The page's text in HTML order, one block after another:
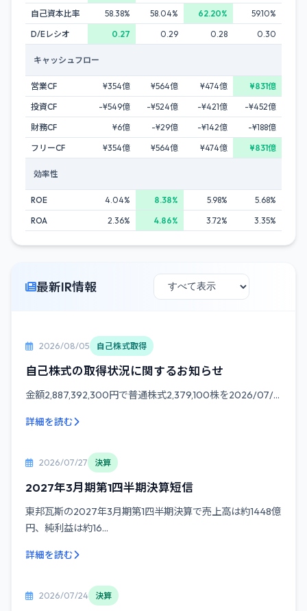
自己資本比率
58.38% 58.04% 62.20%
59.10%
D/Eレシオ
0.27 0.29 0.28 0.30
キャッシュフロー
営業CF ¥354億 ¥564億 ¥474億
¥831億
投資CF
-¥549億 -¥524億 -¥421億
-¥452億
財務CF
¥6億 -¥29億 -¥142億
-¥188億
フリーCF
¥354億 ¥564億 ¥474億 ¥831億
効率性
ROE 4.04% 8.38% 5.98%
5.68%
ROA
2.36% 4.86% 3.72% 3.35%
最新IR情報
2026/08/05 自己株式取得
自己株式の取得状況に関するお知らせ
金額2,887,392,300円で普通株式2,379,100株を2026/07/...
詳細を読む
2026/07/27 決算
2027年3月期第1四半期決算短信
東邦瓦斯の2027年3月期第1四半期決算で売上高は約1448億
円、純利益は約16...
詳細を読む
2026/07/24 決算